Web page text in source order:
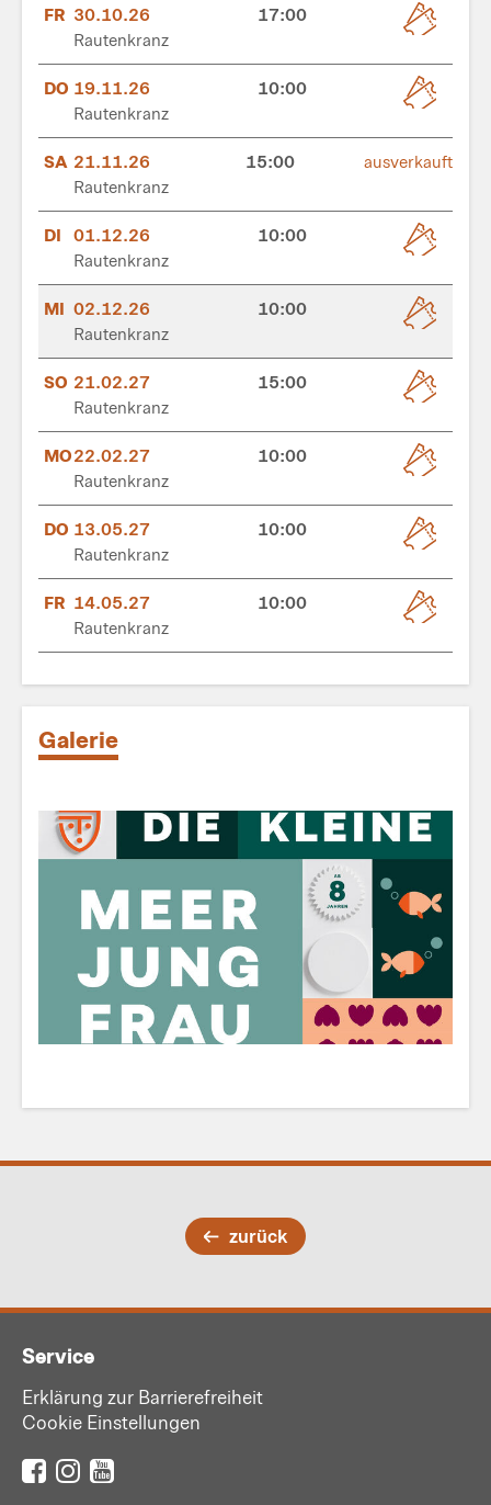
FR 30.10.26
17:00
Rautenkranz
DO 19.11.26
10:00
Rautenkranz
SA 21.11.26
15:00
Rautenkranz
ausverkauft
DI 01.12.26
10:00
Rautenkranz
MI 02.12.26
10:00
Rautenkranz
SO 21.02.27
15:00
Rautenkranz
MO22.02.27
10:00
Rautenkranz
DO 13.05.27
10:00
Rautenkranz
FR 14.05.27
10:00
Rautenkranz
Galerie
zurück
Service
Erklärung zur Barrierefreiheit
Cookie Einstellungen